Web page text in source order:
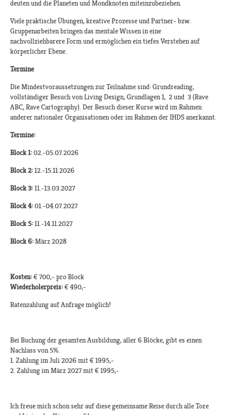
deuten und die Planeten und Mondknoten miteinzubeziehen.
Viele praktische Übungen, kreative Prozesse und Partner- bzw.
Gruppenarbeiten bringen das mentale Wissen in eine
nachvollziehbarere Form und ermöglichen ein tiefes Verstehen auf
körperlicher Ebene.
Termine
Die Mindestvoraussetzungen zur Teilnahme sind: Grundreading,
vollständiger Besuch von Living Design, Grundlagen 1, 2 und 3 (Rave
ABC, Rave Cartography). Der Besuch dieser Kurse wird im Rahmen
anderer nationaler Organisationen oder im Rahmen der IHDS anerkannt.​
Termine:
Block 1:02.-05.07.2026
Block 2:12.-15.11.2026
Block 3:11.-13.03.2027
Block 4:01.-04.07.2027
Block 5:11.-14.11.2027
Block 6:März 2028
Kosten:€ 700,- pro Block
Wiederholerpreis:€ 490,-
Ratenzahlung auf Anfrage möglich!
Bei Buchung der gesamten Ausbildung, aller 6 Blöcke, gibt es einen
Nachlass von 5%.
1. Zahlung im Juli 2026 mit € 1995,-
2. Zahlung im März 2027 mit € 1995,-
Ich freue mich schon sehr auf diese gemeinsame Reise durch alle Tore